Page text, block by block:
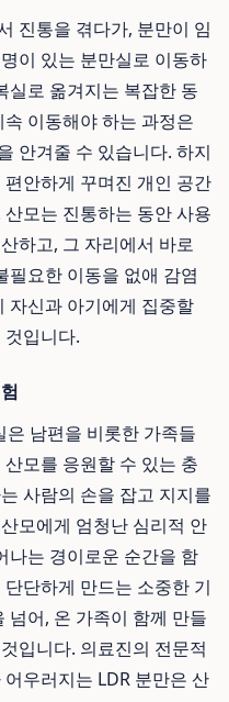
진통을 겪다가, 분만이 임
이 있는 분만실로 이동하
실로 옮겨지는 복잡한 동
이동해야 하는 과정은
안겨줄 수 있습니다. 하지
안하게 꾸며진 개인 공간
모는 진통하는 동안 사용
하고, 그 자리에서 바로
필요한 이동을 없애 감염
자신과 아기에게 집중할
입니다.
은 남편을 비롯한 가족들
모를 응원할 수 있는 충
사람의 손을 잡고 지지를
모에게 엄청난 심리적 안
나는 경이로운 순간을 함
단하게 만드는 소중한 기
넘어, 온 가족이 함께 만들
입니다. 의료진의 전문적
우러지는 LDR 분만은 산